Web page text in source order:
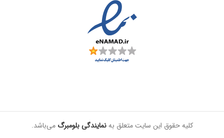
کليه حقوق اين سايت متعلق بهنمایندگی بلومبرگمی‌باشد.